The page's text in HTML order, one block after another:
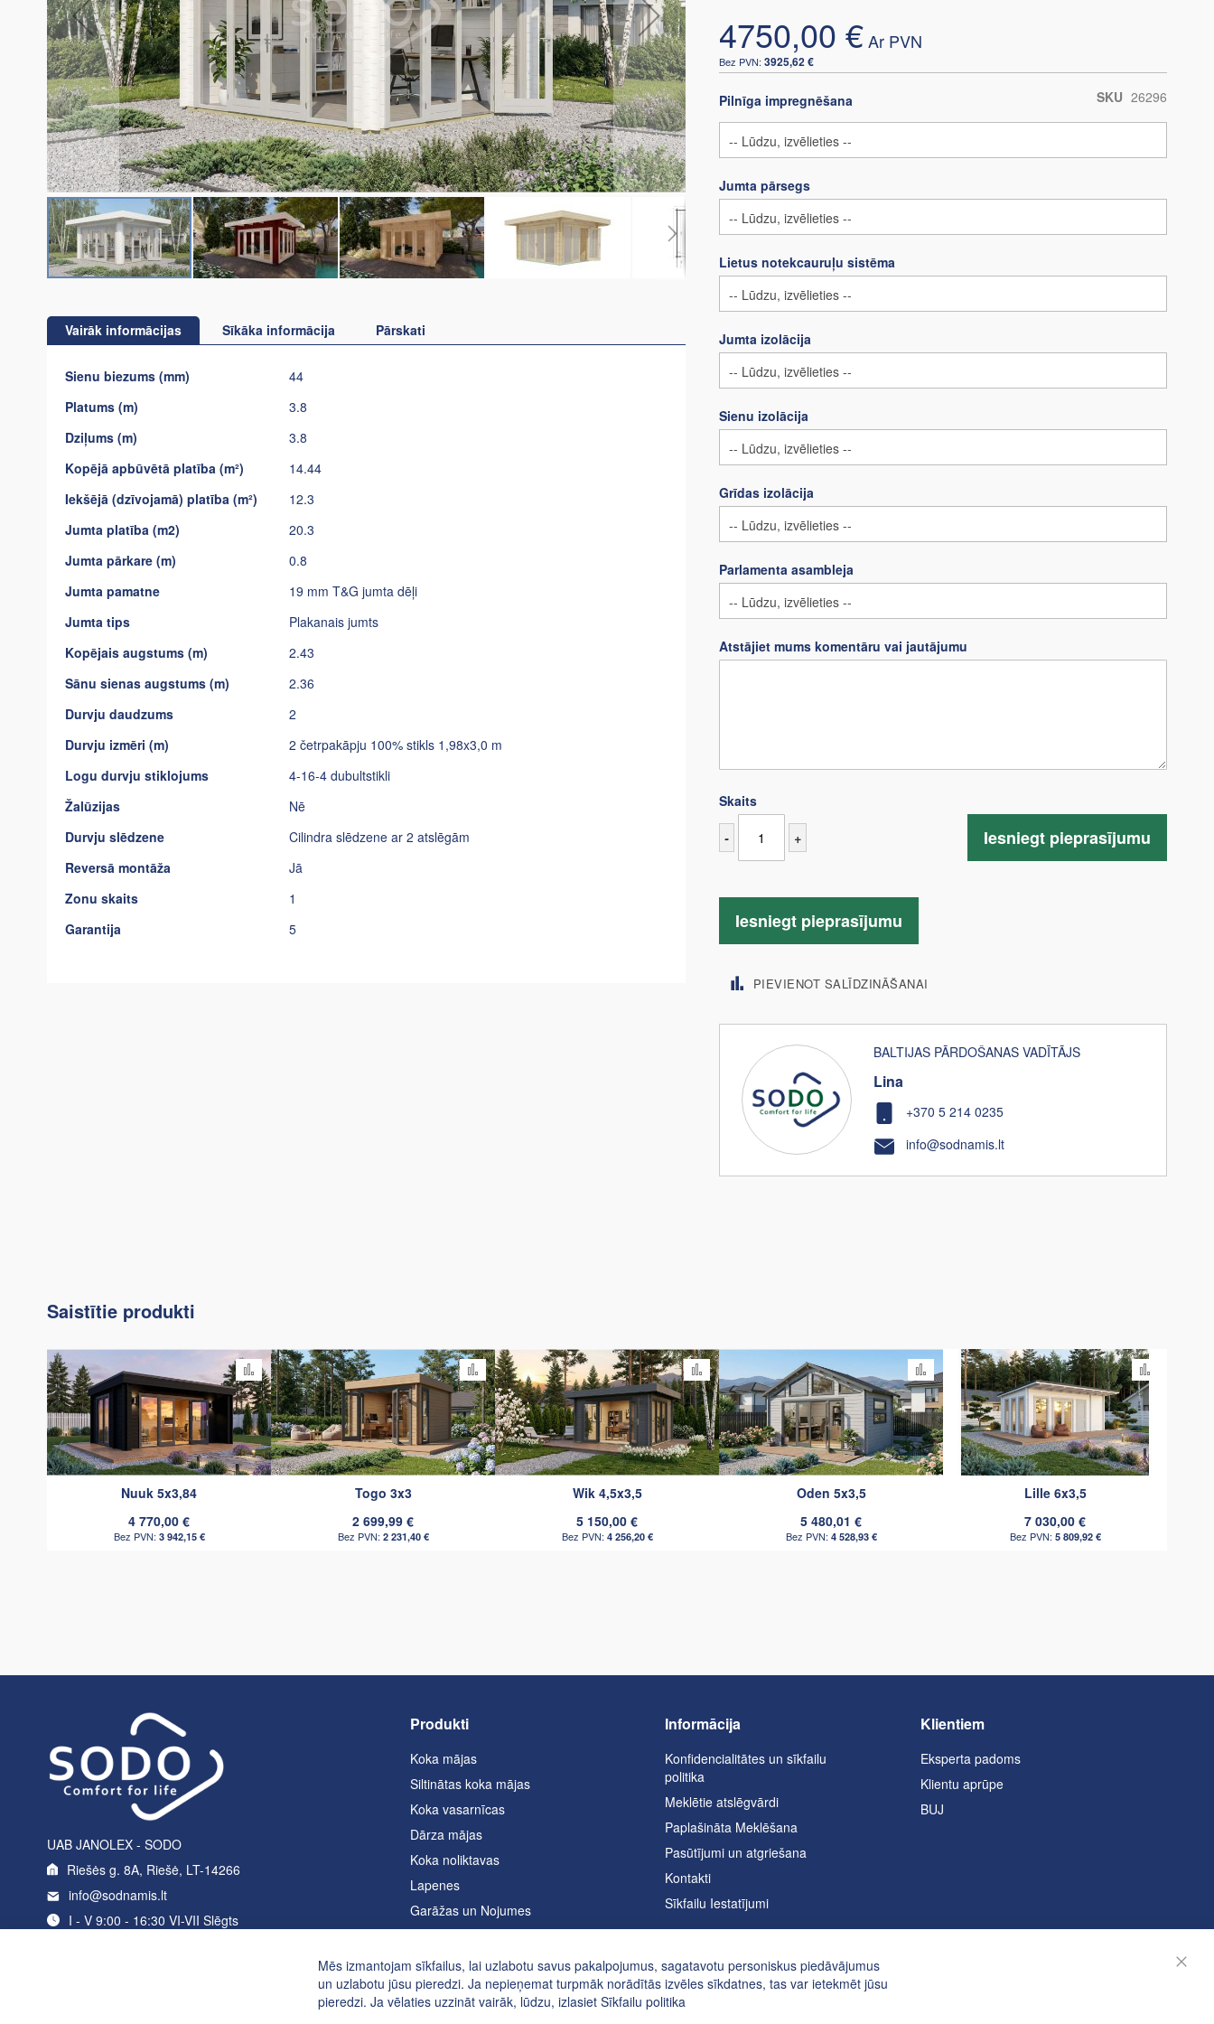
4750,00 €
3925,62 €
SKU 26296
Pilnīga impregnēšana
Jumta pārsegs
Lietus notekcauruļu sistēma
Jumta izolācija
Sienu izolācija
Grīdas izolācija
Parlamenta asambleja
Atstājiet mums komentāru vai jautājumu
Skaits
- + Iesniegt pieprasījumu
Iesniegt pieprasījumu
PIEVIENOT SALĪDZINĀŠANAI
BALTIJAS PĀRDOŠANAS VADĪTĀJS
Lina
+370 5 214 0235
info@sodnamis.lt
galerijas
sākumu
Vairāk informācijas
Vairāk
Sienu biezums (mm)
44
Platums (m)
3.8
Dziļums (m)
3.8
Kopējā apbūvētā platība (m²)
14.44
Iekšējā (dzīvojamā) platība (m²)
12.3
Jumta platība (m2)
20.3
Jumta pārkare (m)
0.8
Jumta pamatne
19 mm T&G jumta dēļi
Jumta tips
Plakanais jumts
Kopējais augstums (m)
2.43
Sānu sienas augstums (m)
2.36
Durvju daudzums
2
Durvju izmēri (m)
2 četrpakāpju 100% stikls 1,98x3,0 m
Logu durvju stiklojums
4-16-4 dubultstikli
Žalūzijas
Nē
Durvju slēdzene
Cilindra slēdzene ar 2 atslēgām
Reversā montāža
Jā
Zonu skaits
1
Garantija
5
Sīkāka informācija Pārskati
Saistītie produkti
Nuuk 5x3,84
4 770,00 €
3 942,15 €
Pievienot salīdzināšanai
Togo 3x3
2 699,99 €
2 231,40 €
Pievienot salīdzināšanai
Wik 4,5x3,5
5 150,00 €
4 256,20 €
Pievienot salīdzināšanai
Oden 5x3,5
5 480,01 €
4 528,93 €
Pievienot salīdzināšanai
Lille 6x3,5
7 030,00 €
5 809,92 €
UAB JANOLEX - SODO
Riešės g. 8A, Riešė, LT-14266
info@sodnamis.lt
I - V 9:00 - 16:30 VI-VII Slēgts
Klientiem
Eksperta padoms
Klientu aprūpe
BUJ
Informācija
Konfidencialitātes un sīkfailu
politika
Meklētie atslēgvārdi
Paplašināta Meklēšana
Pasūtījumi un atgriešana
Kontakti
Sīkfailu Iestatījumi
Produkti
Koka mājas
Siltinātas koka mājas
Koka vasarnīcas
Dārza mājas
Koka noliktavas
Lapenes
Garāžas un Nojumes
Pirtis
A formas mājas
Karstā vannas
Mēs izmantojam sīkfailus, lai uzlabotu savus pakalpojumus, sagatavotu personiskus piedāvājumus
un uzlabotu jūsu pieredzi. Ja nepieņemat turpmāk norādītās izvēles sīkdatnes, tas var ietekmēt jūsu
pieredzi. Ja vēlaties uzzināt vairāk, lūdzu, izlasiet Sīkfailu politika